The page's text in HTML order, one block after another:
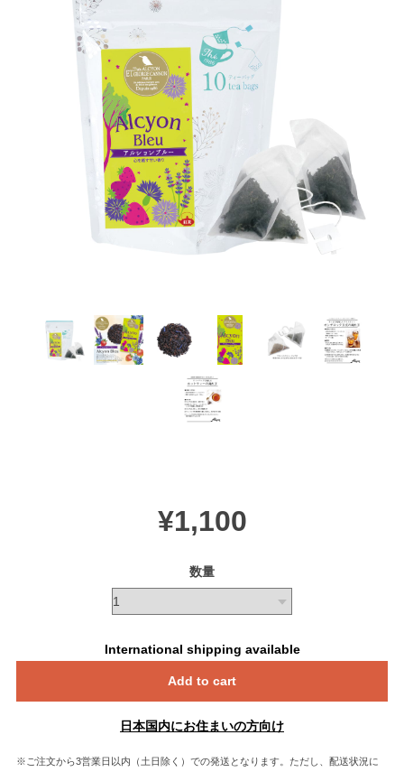
¥1,100
数量
International shipping available
Add to cart
日本国内にお住まいの方向け
※ご注文から3営業日以内（土日除く）での発送となります。ただし、配送状況に